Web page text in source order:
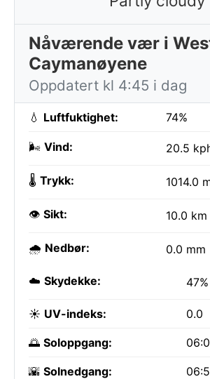
Nåværende vær i
Caymanøyene
Oppdatert kl 4:45 i dag
💧 Luftfuktighet: 74%
🌬️ Vind: 20.5
🌡️ Trykk: 1014.0
👁️ Sikt: 10.0 km
🌧️ Nedbør: 0.0 mm
☁️ Skydekke: 47%
☀️ UV-indeks: 0.0
🌅 Soloppgang:
🌇 Solnedgang: